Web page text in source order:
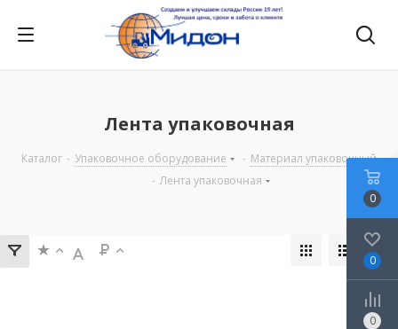
Лента упаковочная
Каталог - Упаковочное оборудование - Материал упаковочный
- Лента упаковочная
0
0
0